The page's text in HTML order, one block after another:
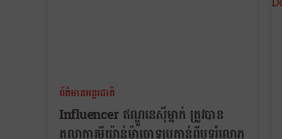
ព័ត៌មានអន្តរជាតិ
Influencer ឥណ្ឌូនេស៊ីម្នាក់ ត្រូវបាន
តុលាការមីយ៉ាន់ម៉ាចោទប្រកាន់ពីបទរំលោភ